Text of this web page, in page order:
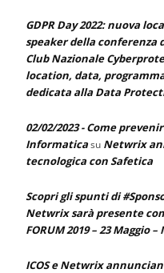
GDPR Day 2022: nuova
speaker della conferenza
Club Nazionale
location, data,
dedicata alla Data
02/02/2023 - Come
Informaticasu Netwrix
tecnologica con Safetica
Scopri gli spunti di
Netwrix sarà presente
FORUM 2019 – 23 Maggio
ICOS e Netwrix